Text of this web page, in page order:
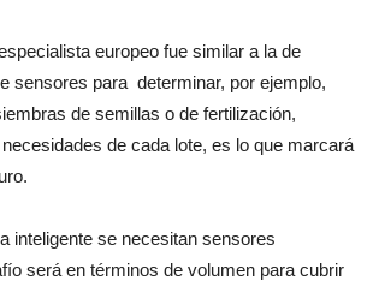
europeo fue similar a la de
sensores para determinar, por ejemplo,
de semillas o de fertilización,
de cada lote, es lo que marcará
inteligente se necesitan sensores
será en términos de volumen para cubrir